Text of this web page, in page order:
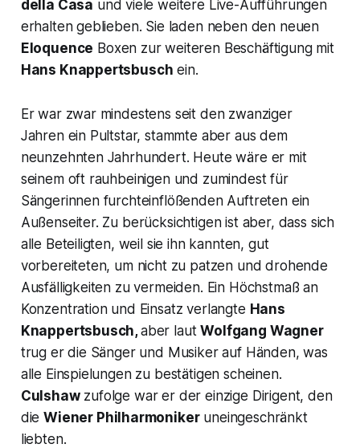
della Casa und viele weitere Live-Aufführungen
erhalten geblieben. Sie laden neben den neuen
Eloquence Boxen zur weiteren Beschäftigung mit
Hans Knappertsbusch ein.
Er war zwar mindestens seit den zwanziger
Jahren ein Pultstar, stammte aber aus dem
neunzehnten Jahrhundert. Heute wäre er mit
seinem oft rauhbeinigen und zumindest für
Sängerinnen furchteinflößenden Auftreten ein
Außenseiter. Zu berücksichtigen ist aber, dass sich
alle Beteiligten, weil sie ihn kannten, gut
vorbereiteten, um nicht zu patzen und drohende
Ausfälligkeiten zu vermeiden. Ein Höchstmaß an
Konzentration und Einsatz verlangte Hans
Knappertsbusch,aber lautWolfgang Wagner
trug er die Sänger und Musiker auf Händen, was
alle Einspielungen zu bestätigen scheinen.
Culshawzufolge war er der einzige Dirigent, den
dieWiener Philharmonikeruneingeschränkt
liebten.